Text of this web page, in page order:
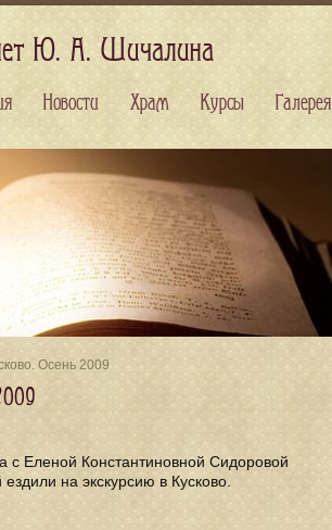
Осень 2009
с Еленой Константиновной Сидоровой
на экскурсию в Кусково.
Ю. А. Шичалина
Новости Храм Курсы Галерея